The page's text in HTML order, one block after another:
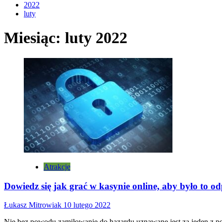
2022
luty
Miesiąc: luty 2022
Atrakcje
Dowiedz się jak grać w kasynie online, aby było to
Łukasz Mitrowiak 10 lutego 2022